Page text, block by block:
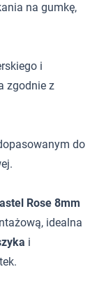
na gumkę,
i
zgodnie z
do
Rose 8mm
idealna
i